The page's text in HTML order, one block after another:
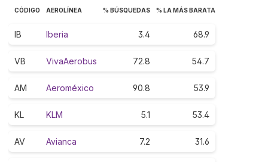
CÓDIGO AEROLÍNEA % BÚSQUEDAS % LA MÁS BARATA
IB Iberia 3.4 68.9
VB VivaAerobus 72.8 54.7
AM Aeroméxico 90.8 53.9
KL KLM 5.1 53.4
AV Avianca 7.2 31.6